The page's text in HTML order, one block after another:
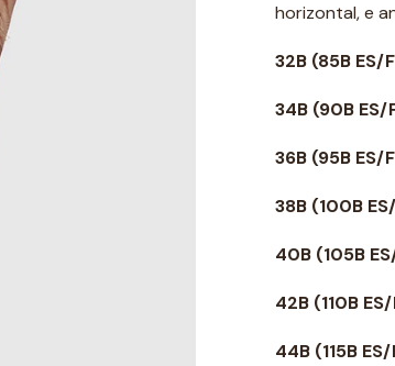
horizontal, e
32B (85B ES/
34B (90B ES/
36B (95B ES/
38B (100B
40B (105B
42B (110B
44B (115B